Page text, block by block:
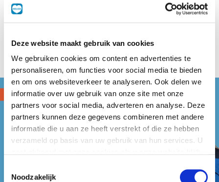
Deze website maakt gebruik van cookies
We gebruiken cookies om content en advertenties te
personaliseren, om functies voor social media te bieden
en om ons websiteverkeer te analyseren. Ook delen we
informatie over uw gebruik van onze site met onze
partners voor social media, adverteren en analyse. Deze
partners kunnen deze gegevens combineren met andere
informatie die u aan ze heeft verstrekt of die ze hebben
verzameld op basis van uw gebruik van hun services. U
Noodzakelijk
2x5 kg